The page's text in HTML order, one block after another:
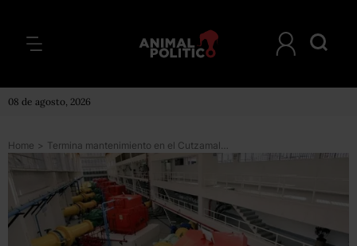
08 de agosto, 2026
Home > Termina mantenimiento en el Cutzamala; agua en CDMX se restablecerá el jueves